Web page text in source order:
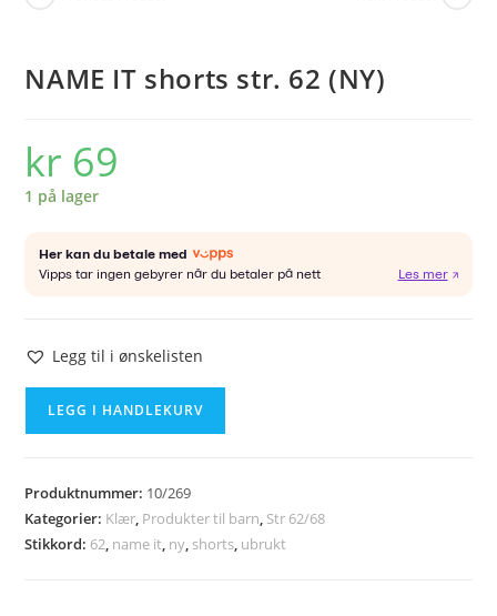
NAME IT shorts str. 62 (NY)
kr 69
1 på lager
Legg til i ønskelisten
62
(NY)
LEGG I HANDLEKURV
Produktnummer: 10/269
Kategorier: Klær, Produkter til barn, Str 62/68
Stikkord: 62, name it, ny, shorts, ubrukt